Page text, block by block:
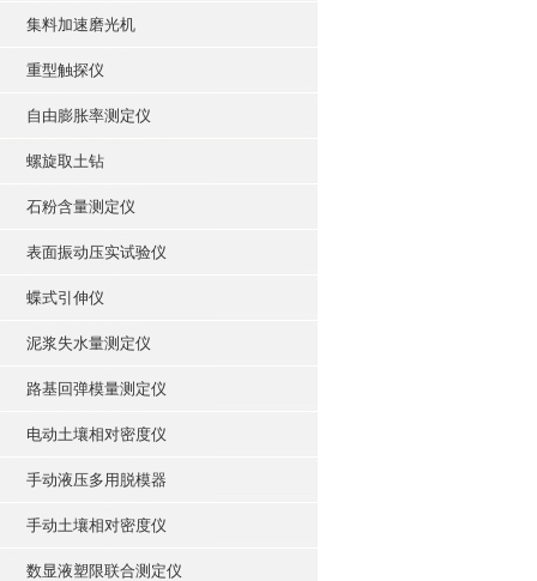
集料加速磨光机
重型触探仪
自由膨胀率测定仪
螺旋取土钻
石粉含量测定仪
表面振动压实试验仪
蝶式引伸仪
泥浆失水量测定仪
路基回弹模量测定仪
电动土壤相对密度仪
手动液压多用脱模器
手动土壤相对密度仪
数显液塑限联合测定仪